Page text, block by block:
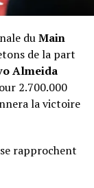
duMain
de la part
Almeida
2.700.000
la victoire
rapprochent